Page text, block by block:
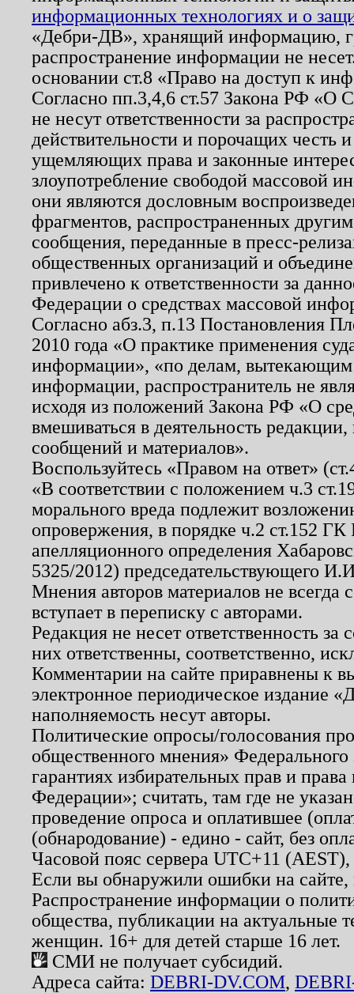
информационных технологиях и о
«Дебри-ДВ», хранящий информацию,
распространение информации не
основании ст.8 «Право на доступ к
Согласно пп.3,4,6 ст.57 Закона РФ «О
не несут ответственности за
действительности и порочащих честь
ущемляющих права и законные
злоупотребление свободой массовой
они являются дословным
фрагментов, распространенных
сообщения, переданные в пресс-
общественных организаций и
привлечено к ответственности за
Федерации о средствах массовой
Согласно абз.3, п.13 Постановления
2010 года «О практике применения
информации», «по делам, вытекающим
информации, распространитель не
исходя из положений Закона РФ «О
вмешиваться в деятельность
сообщений и материалов».
Воспользуйтесь «Правом на ответ»
«В соответствии с положением ч.3
морального вреда подлежит
опровержения, в порядке ч.2 ст.152
апелляционного определения
5325/2012) председательствующего
Мнения авторов материалов не
вступает в переписку с авторами.
Редакция не несет ответственность
них ответственны, соответственно,
Комментарии на сайте приравнены к
электронное периодическое издание
наполняемость несут авторы.
Политические опросы/голосования
общественного мнения»
гарантиях избирательных прав и
Федерации»; считать, там где не
проведение опроса и оплатившее
(обнародование) - едино - сайт, без
Часовой пояс сервера UTC+11
Если вы обнаружили ошибки на
Распространение информации о
общества, публикации на актуальные
женщин. 16+ для детей старше 16 лет.
СМИ не получает субсидий.
Адреса сайта: DEBRI-DV.COM,